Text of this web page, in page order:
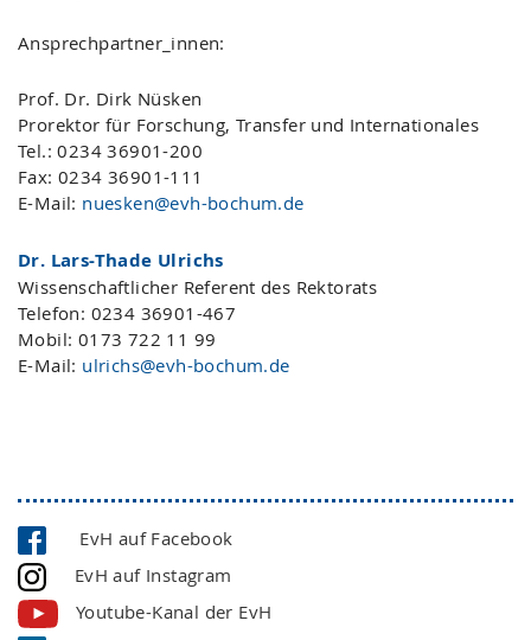
Ansprechpartner_innen:
Prof. Dr. Dirk Nüsken
Prorektor für Forschung, Transfer und Internationales
Tel.: 0234 36901-200
Fax: 0234 36901-111
E-Mail: nuesken@evh-bochum.de
Dr. Lars-Thade Ulrichs
Wissenschaftlicher Referent des Rektorats
Telefon: 0234 36901-467
Mobil: 0173 722 11 99
E-Mail: ulrichs@evh-bochum.de
EvH auf Facebook
EvH auf Instagram
Youtube-Kanal der EvH